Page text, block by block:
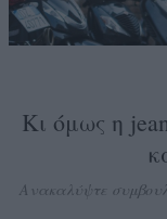
Κι όμως η
Ανακαλύψτε